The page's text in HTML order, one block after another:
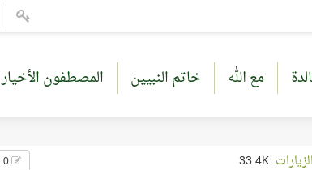
مع الله خاتم النبيين المصطفون الأخيار